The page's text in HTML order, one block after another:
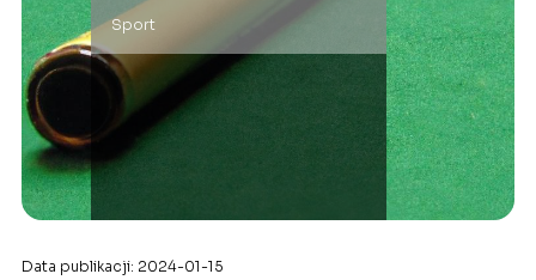
Sport
Data publikacji: 2024-01-15